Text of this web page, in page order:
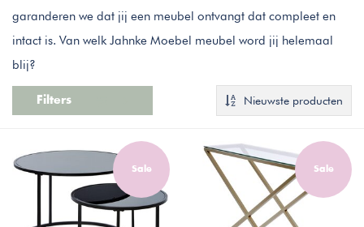
garanderen we dat jij een meubel ontvangt dat compleet en
intact is. Van welk Jahnke Moebel meubel word jij helemaal
blij?
Filters Nieuwste producten
Sale Sale